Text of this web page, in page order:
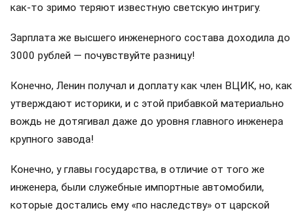
как-то зримо теряют известную светскую интригу.
Зарплата же высшего инженерного состава доходила до
3000 рублей — почувствуйте разницу!
Конечно, Ленин получал и доплату как член ВЦИК, но, как
утверждают историки, и с этой прибавкой материально
вождь не дотягивал даже до уровня главного инженера
крупного завода!
Конечно, у главы государства, в отличие от того же
инженера, были служебные импортные автомобили,
которые достались ему «по наследству» от царской